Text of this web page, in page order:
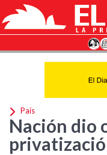
País
Nación dio